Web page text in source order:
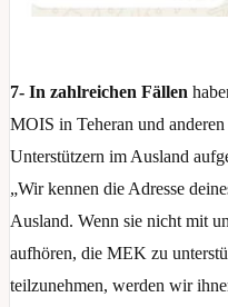
7- In zahlreichen Fällen
MOIS in Teheran und
Unterstützern im Ausland
„Wir kennen die Adresse
Ausland. Wenn sie nicht mit
aufhören, die MEK zu
teilzunehmen, werden wir